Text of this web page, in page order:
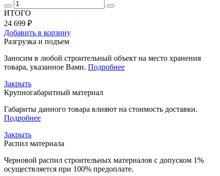
ИТОГО
24 699 ₽
Добавить в корзину
Разгрузка и подъем
Заносим в любой строительный объект на место хранения
товара, указанное Вами. Подробнее
Закрыть
Крупногабаритный материал
Габариты данного товара влияют на стоимость доставки.
Подробнее
Закрыть
Распил материала
Черновой распил строительных материалов с допуском 1%
осуществляется при 100% предоплате.